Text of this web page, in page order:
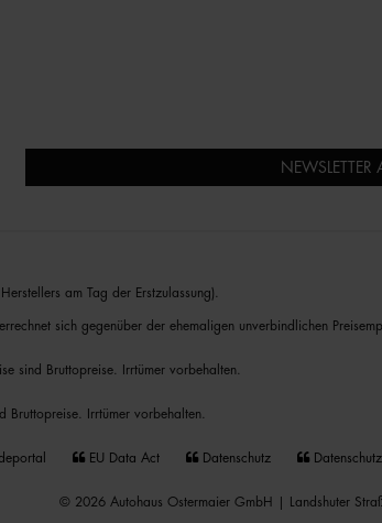
am Tag der Erstzulassung).
sich gegenüber der ehemaligen unverbindlichen
sind Bruttopreise. Irrtümer vorbehalten.
Bruttopreise. Irrtümer vorbehalten.
EU Data Act Datenschutz
© 2026 Autohaus Ostermaier GmbH | Landshuter